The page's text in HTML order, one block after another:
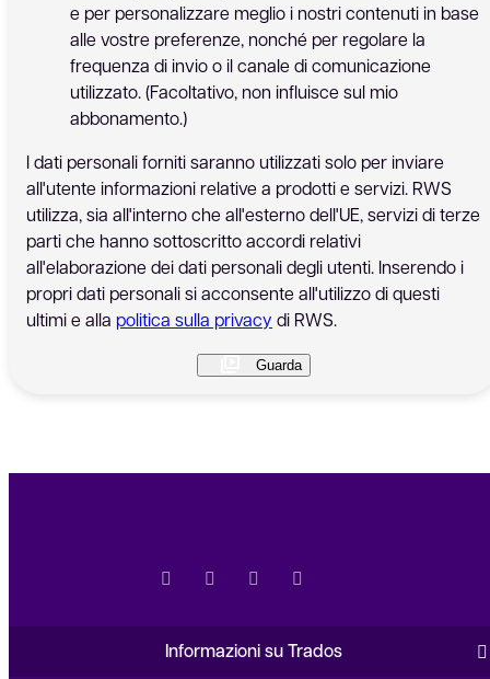
e per personalizzare meglio i nostri contenuti in base
alle vostre preferenze, nonché per regolare la
frequenza di invio o il canale di comunicazione
utilizzato. (Facoltativo, non influisce sul mio
abbonamento.)
I dati personali forniti saranno utilizzati solo per inviare
all'utente informazioni relative a prodotti e servizi. RWS
utilizza, sia all'interno che all'esterno dell'UE, servizi di terze
parti che hanno sottoscritto accordi relativi
all'elaborazione dei dati personali degli utenti. Inserendo i
propri dati personali si acconsente all'utilizzo di questi
ultimi e alla politica sulla privacy di RWS.
Informazioni su Trados